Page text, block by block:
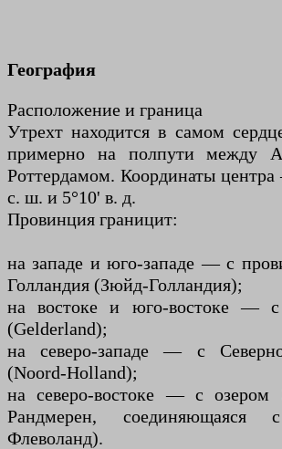
География
Расположение и граница
Утрехт находится в самом
примерно на полпути между
Роттердамом. Координаты центра
с. ш. и 5°10' в. д.
Провинция границит:
на западе и юго-западе — с
Голландия (Зюйд-Голландия);
на востоке и юго-востоке — с
(Gelderland);
на северо-западе — с
(Noord-Holland);
на северо-востоке — с озером
Рандмерен, соединяющаяся
Флеволанд).